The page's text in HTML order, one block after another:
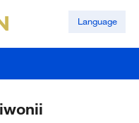
Language